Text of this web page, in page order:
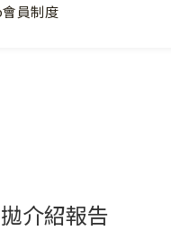
員制度
介紹報告